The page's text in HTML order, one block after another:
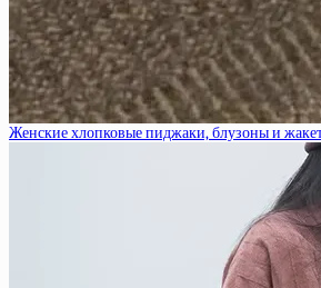
Женские хлопковые пиджаки, блузоны и